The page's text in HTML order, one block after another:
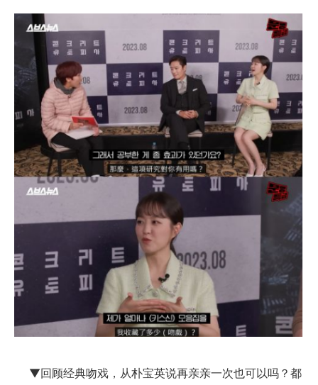
▼回顾经典吻戏，从朴宝英说再亲亲一次也可以吗？都